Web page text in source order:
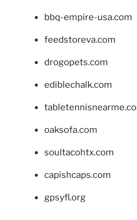
bbq-empire-usa.com
feedstoreva.com
drogopets.com
ediblechalk.com
oaksofa.com
soultacohtx.com
capishcaps.com
gpsyfl.org